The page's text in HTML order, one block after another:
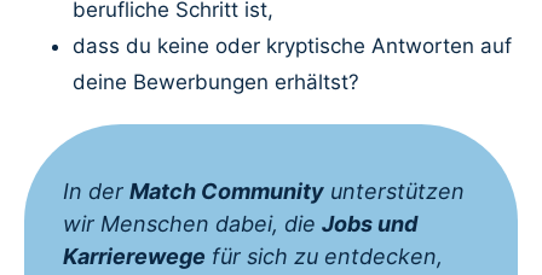
berufliche Schritt ist,
dass du keine oder kryptische Antworten auf
deine Bewerbungen erhältst?
In der Match Community unterstützen
wir Menschen dabei, die Jobs und
Karrierewege für sich zu entdecken,